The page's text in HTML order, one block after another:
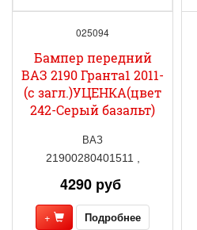
025094
Бампер передний
ВАЗ 2190 Гранта1 2011-
(с загл.)УЦЕНКА(цвет
242-Серый базальт)
ВАЗ
21900280401511 ,
4290 руб
+ Подробнее